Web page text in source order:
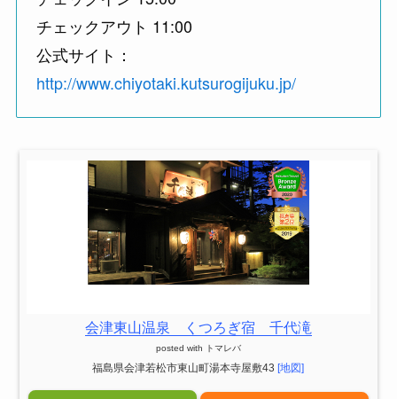
チェックアウト 11:00
公式サイト：
http://www.chiyotaki.kutsurogijuku.jp/
会津東山温泉 くつろぎ宿 千代滝
posted with トマレバ
福島県会津若松市東山町湯本寺屋敷43 [地図]